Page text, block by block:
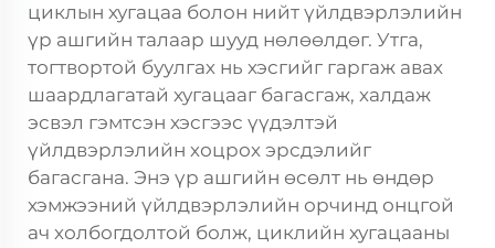
циклын хугацаа болон нийт үйлдвэрлэлийн
үр ашгийн талаар шууд нөлөөлдөг. Утга,
тогтвортой буулгах нь хэсгийг гаргаж авах
шаардлагатай хугацааг багасгаж, халдаж
эсвэл гэмтсэн хэсгээс үүдэлтэй
үйлдвэрлэлийн хоцрох эрсдэлийг
багасгана. Энэ үр ашгийн өсөлт нь өндөр
хэмжээний үйлдвэрлэлийн орчинд онцгой
ач холбогдолтой болж, циклийн хугацааны